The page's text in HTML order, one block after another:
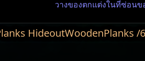
วางของตกแต่งในที่ซ่อน
HideoutWoodenPlanks /6